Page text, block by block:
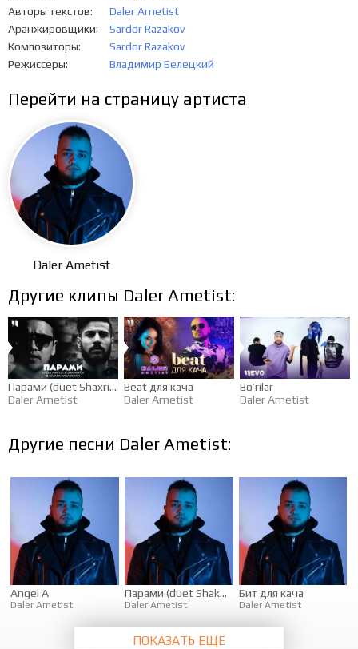
Авторы текстов
Daler Ametist
Аранжировщики
Sardor Razakov
Композиторы
Sardor Razakov
Режиссеры
Владимир Белецкий
Перейти на страницу артиста
Daler Ametist
Другие клипы Daler Ametist:
Парами (duet Shaxriyor, Sevara Nazarkhan)
Daler Ametist
Beat для кача
Daler Ametist
Bo’rilar
Daler Ametist
Другие песни Daler Ametist:
Angel A
Daler Ametist
Парами (duet Shakhriyor, Sevara Nazarkhan)
Daler Ametist
Бит для кача
Daler Ametist
ПОКАЗАТЬ ЕЩЁ